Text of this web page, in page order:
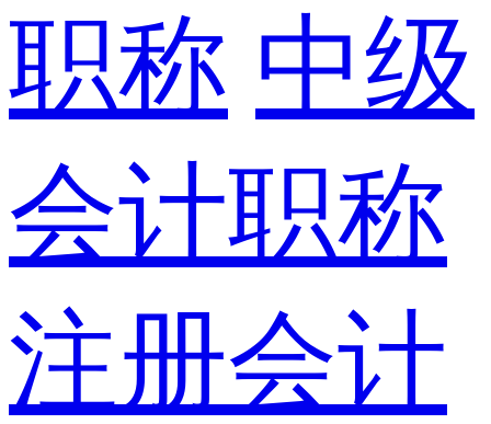
职称 中级
会计职称
注册会计